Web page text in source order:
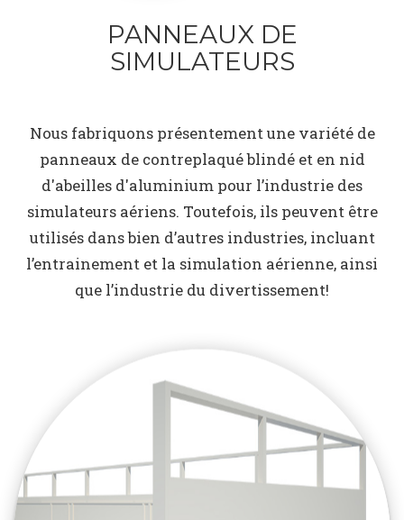
PANNEAUX DE
SIMULATEURS
Nous fabriquons présentement une variété de
panneaux de contreplaqué blindé et en nid
d'abeilles d'aluminium pour l’industrie des
simulateurs aériens. Toutefois, ils peuvent être
utilisés dans bien d’autres industries, incluant
l’entrainement et la simulation aérienne, ainsi
que l’industrie du divertissement!